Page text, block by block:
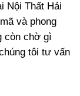
Nội Thất Hải
và phong
còn chờ gì
tôi tư vấn